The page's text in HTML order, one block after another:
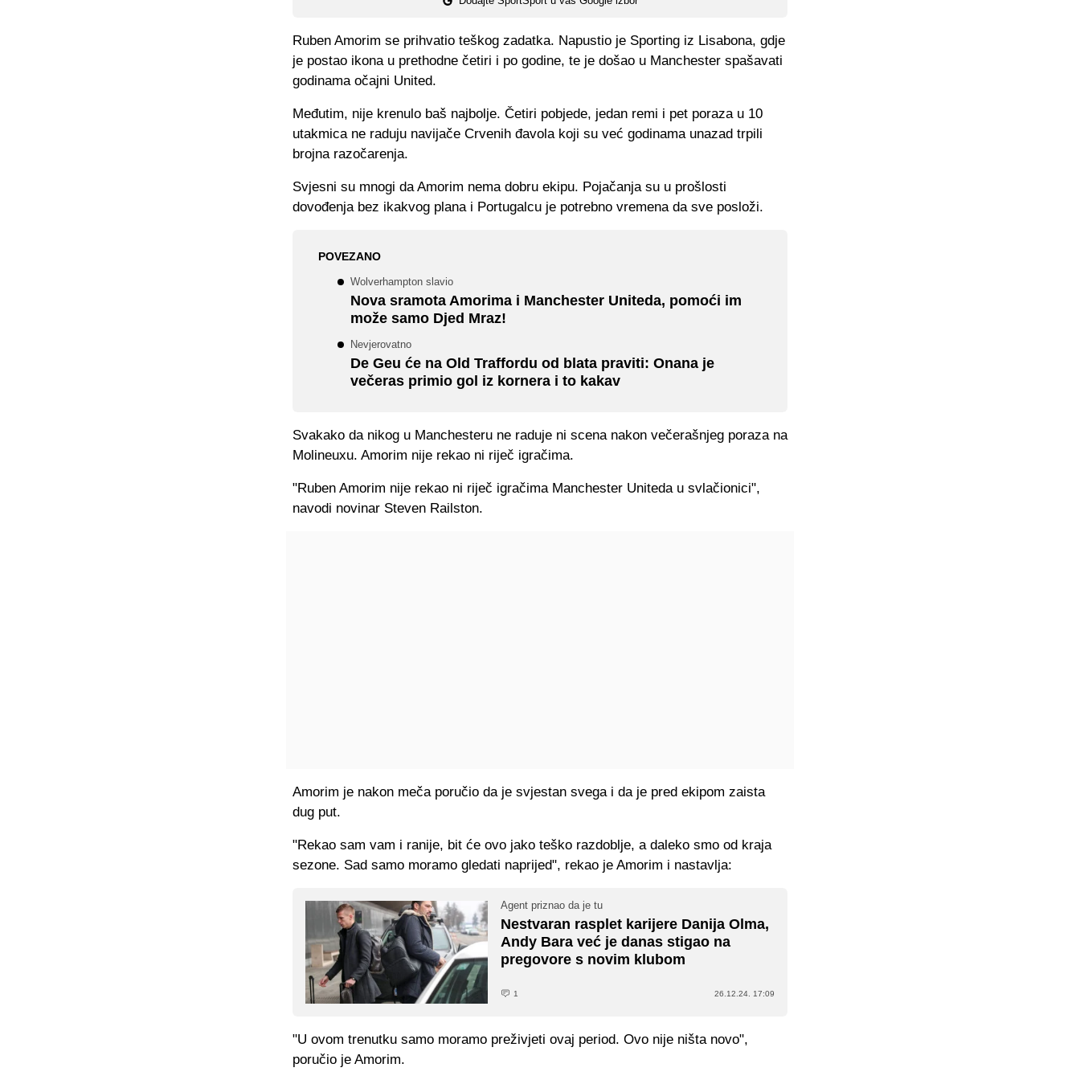
Ruben Amorim se prihvatio teškog zadatka. Napustio je Sporting iz Lisabona, gdje
je postao ikona u prethodne četiri i po godine, te je došao u Manchester spašavati
godinama očajni United.
Međutim, nije krenulo baš najbolje. Četiri pobjede, jedan remi i pet poraza u 10
utakmica ne raduju navijače Crvenih đavola koji su već godinama unazad trpili
brojna razočarenja.
Svjesni su mnogi da Amorim nema dobru ekipu. Pojačanja su u prošlosti
dovođenja bez ikakvog plana i Portugalcu je potrebno vremena da sve posloži.
POVEZANO
Wolverhampton slavio
Nova sramota Amorima i Manchester Uniteda, pomoći im
može samo Djed Mraz!
Nevjerovatno
De Geu će na Old Traffordu od blata praviti: Onana je
večeras primio gol iz kornera i to kakav
Svakako da nikog u Manchesteru ne raduje ni scena nakon večerašnjeg poraza na
Molineuxu. Amorim nije rekao ni riječ igračima.
"Ruben Amorim nije rekao ni riječ igračima Manchester Uniteda u svlačionici",
navodi novinar Steven Railston.
Amorim je nakon meča poručio da je svjestan svega i da je pred ekipom zaista
dug put.
"Rekao sam vam i ranije, bit će ovo jako teško razdoblje, a daleko smo od kraja
sezone. Sad samo moramo gledati naprijed", rekao je Amorim i nastavlja:
Agent priznao da je tu
Nestvaran rasplet karijere Danija Olma,
Andy Bara već je danas stigao na
pregovore s novim klubom
1 26.12.24. 17:09
"U ovom trenutku samo moramo preživjeti ovaj period. Ovo nije ništa novo",
poručio je Amorim.